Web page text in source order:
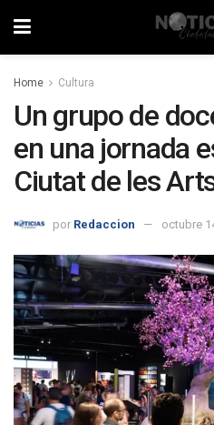
Home Cultura
Un grupo de
en una jornada
Ciutat de les
por Redaccion octubre